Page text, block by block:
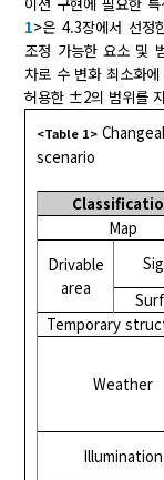
1>은 4.3장에서 선정
조정 가능한 요소 및
차로 수 변화 최소화
허용한 ±2의 범위를
<Table 1>
scenario
Map
Drivable
area
Temporary
Weather
Illumination